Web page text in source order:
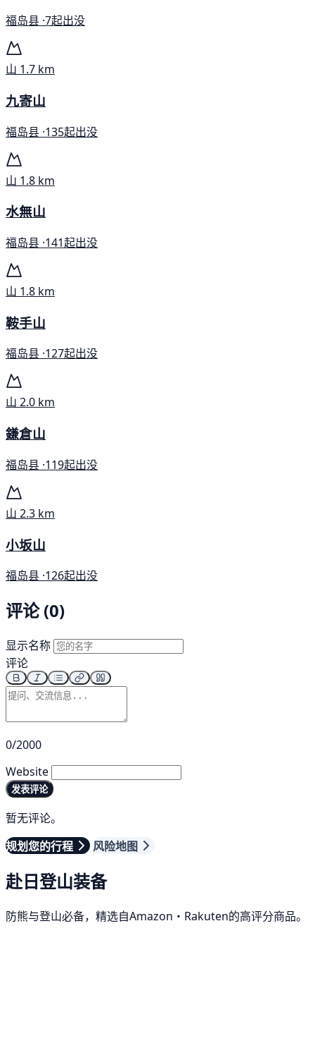
福岛县 ·7起出没
山 1.7 km
九寄山
福岛县 ·135起出没
山 1.8 km
水無山
福岛县 ·141起出没
山 1.8 km
鞍手山
福岛县 ·127起出没
山 2.0 km
鎌倉山
福岛县 ·119起出没
山 2.3 km
小坂山
福岛县 ·126起出没
评论 (0)
显示名称
评论
0/2000
Website
发表评论
暂无评论。
规划您的行程
风险地图
赴日登山装备
防熊与登山必备，精选自Amazon・Rakuten的高评分商品。